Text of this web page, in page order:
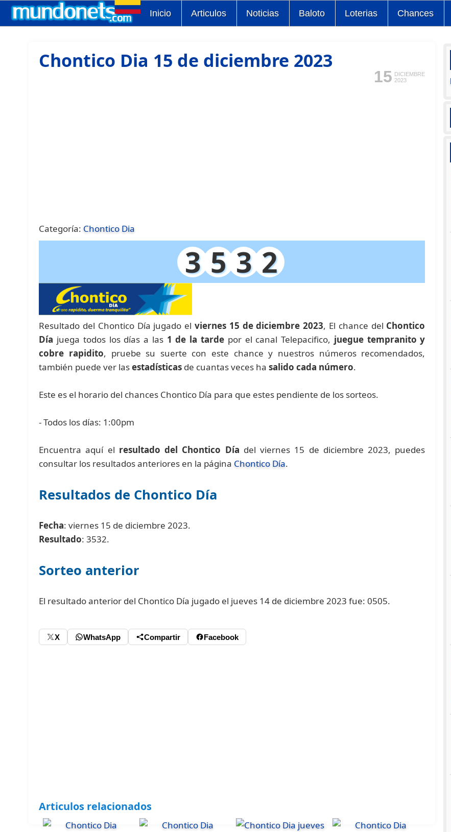
Inicio Articulos Noticias Baloto Loterias Chances
Chontico Dia 15 de diciembre 2023
15 DICIEMBRE
2023
Categoría: Chontico Dia
3 5 3 2
Resultado del Chontico Día jugado el viernes 15 de diciembre 2023, El chance del Chontico
Día juega todos los días a las 1 de la tardepor el canal Telepacifico, juegue tempranito y
cobre rapidito, pruebe su suerte con este chance y nuestros números recomendados,
también puede ver lasestadísticas de cuantas veces hasalido cada número.
Este es el horario del chances Chontico Día para que estes pendiente de los sorteos.
- Todos los días: 1:00pm
Encuentra aquí el resultado del Chontico Día del viernes 15 de diciembre 2023, puedes
consultar los resultados anteriores en la página Chontico Día.
Resultados de Chontico Día
Fecha: viernes 15 de diciembre 2023.
Resultado: 3532.
Sorteo anterior
El resultado anterior del Chontico Día jugado el jueves 14 de diciembre 2023 fue: 0505.
X WhatsApp Compartir Facebook
Articulos relacionados